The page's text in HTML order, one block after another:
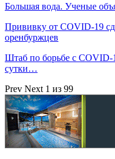
Большая вода. Ученые
Прививку от COVID-19
оренбуржцев
Штаб по борьбе с СOVID-
сутки…
Prev Next 1 из 99